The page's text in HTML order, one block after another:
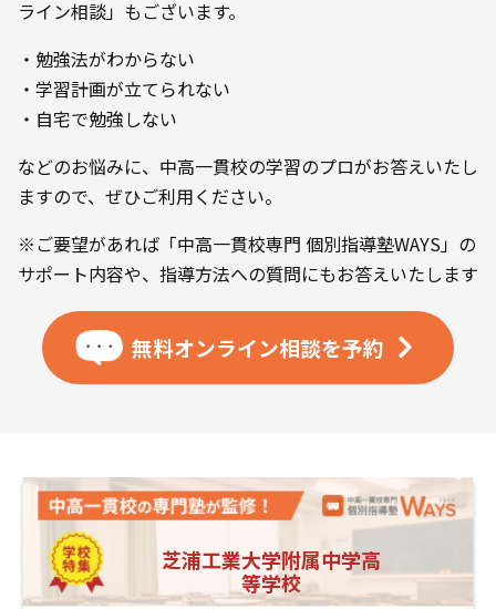
ライン相談」もございます。
・勉強法がわからない
・学習計画が立てられない
・自宅で勉強しない
などのお悩みに、中高一貫校の学習のプロがお答えいたし
ますので、ぜひご利用ください。
※ご要望があれば「中高一貫校専門 個別指導塾WAYS」の
サポート内容や、指導方法への質問にもお答えいたします
無料オンライン相談を予約
芝浦工業大学附属中学高
等学校